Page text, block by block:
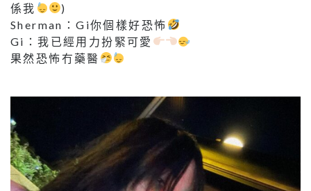
係我
)
Sherman：Gi你個樣好恐怖
Gi：我已經用力扮緊可愛
果然恐怖冇藥醫